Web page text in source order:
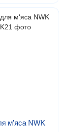
м'яса NWK